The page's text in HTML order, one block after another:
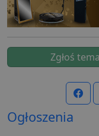
Zgłoś
Ogłoszenia